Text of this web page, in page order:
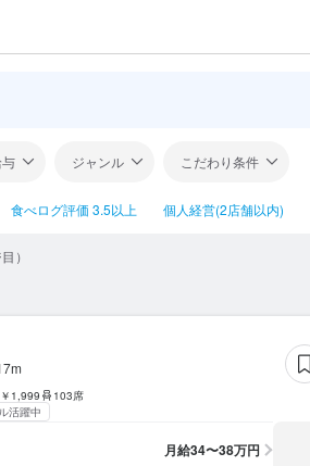
ジャンル こだわり条件
食べログ評価 3.5以上 個人経営(2店舗以内)
）
1,999
103席
活躍中
月給34〜38万円